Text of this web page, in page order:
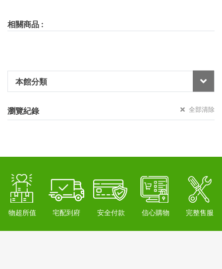
本館分類
瀏覽紀錄 全部清除
相關商品 :
物超所值 宅配到府 安全付款 信心購物 完整售服